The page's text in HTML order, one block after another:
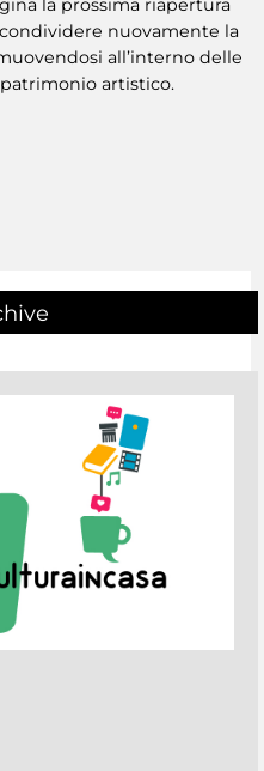
la prossima riapertura
nuovamente la
all’interno delle
artistico.